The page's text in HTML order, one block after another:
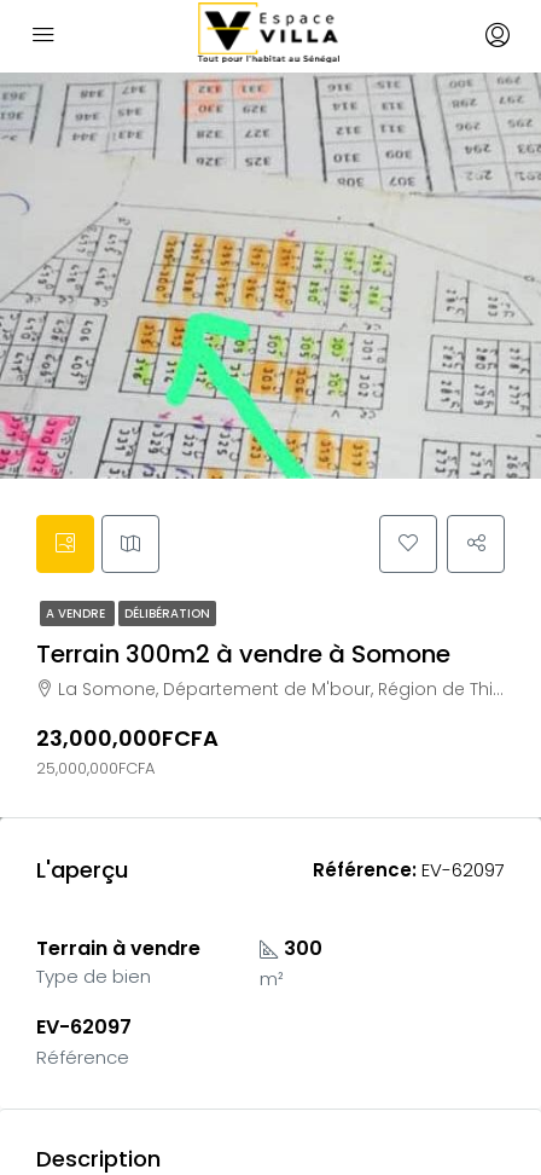
A VENDRE DÉLIBÉRATION
Terrain 300m2 à vendre à Somone
La Somone, Département de M'bour, Région de Thiès, Sénégal
23,000,000FCFA
25,000,000FCFA
L'aperçu Référence:EV-62097
Terrain à vendre
Type de bien
300
m²
EV-62097
Référence
Description